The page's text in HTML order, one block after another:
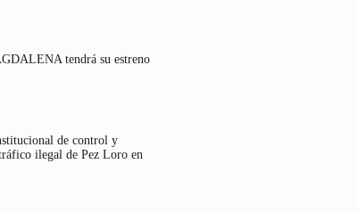
tendrá su estreno
de control y
ilegal de Pez Loro en